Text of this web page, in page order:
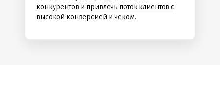
конкурентов и привлечь поток клиентов с
высокой конверсией и чеком.